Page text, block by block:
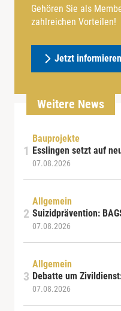
Gehören Sie als
zahlreichen Vorteilen!
Jetzt informieren
Weitere News
Bauprojekte
Esslingen setzt auf
07.08.2026
Allgemein
Suizidprävention:
07.08.2026
Allgemein
Debatte um
07.08.2026